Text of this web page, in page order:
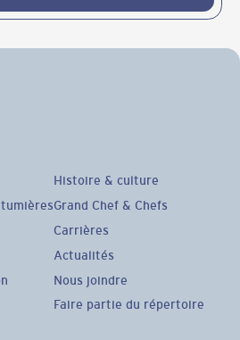
Histoire & culture
Grand Chef & Chefs
Carrières
Actualités
Nous joindre
Faire partie du répertoire